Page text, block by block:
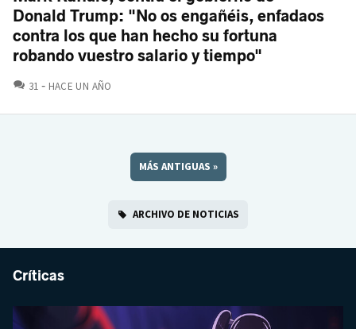
Donald Trump: "No os engañéis, enfadaos
contra los que han hecho su fortuna
robando vuestro salario y tiempo"
31 COMENTARIOS
HACE UN AÑO
MÁS ANTIGUAS »
ARCHIVO DE NOTICIAS
Críticas